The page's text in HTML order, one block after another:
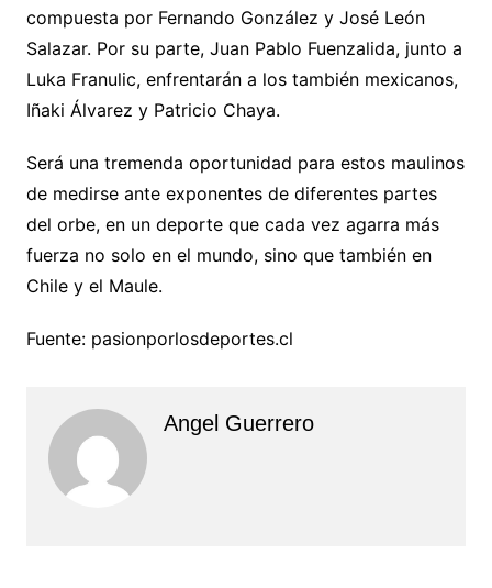
compuesta por Fernando González y José León
Salazar. Por su parte, Juan Pablo Fuenzalida, junto a
Luka Franulic, enfrentarán a los también mexicanos,
Iñaki Álvarez y Patricio Chaya.
Será una tremenda oportunidad para estos maulinos
de medirse ante exponentes de diferentes partes
del orbe, en un deporte que cada vez agarra más
fuerza no solo en el mundo, sino que también en
Chile y el Maule.
Fuente: pasionporlosdeportes.cl
Angel Guerrero